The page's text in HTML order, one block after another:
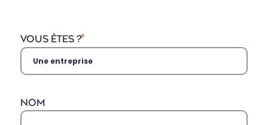
VOUS ÊTES ?
NOM